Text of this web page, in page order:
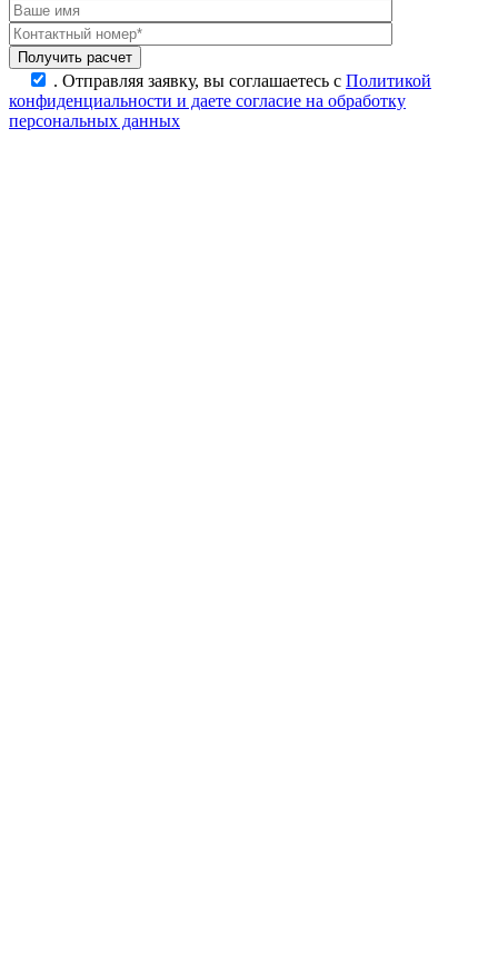
. Отправляя заявку, вы соглашаетесь с Политикой
конфиденциальности и даете согласие на обработку
персональных данных